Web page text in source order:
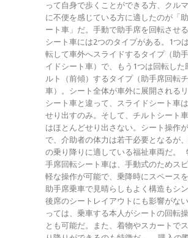
って自身で歩くことができる方、クル
に不便を感じている方に適したのが「
ート車」だ。手動で助手席を回転させ
シート車には2つのタイプがある。1つ
転して車外へスライドするタイプ（助
イドシート車）で、もう1つは回転した
ルト（前傾）するタイプ（助手席回転
車）。シート全体が車外に展開される
シート車と違って、スライドシート車
せり出すのみ。そして、チルトシート
はほとんどせり出さない。シート操作
で、介助者の体力は若干必要となるが
の乗り降りに適している福祉車両だ
手席回転シート車は、手動式のためス
軽な操作が可能で、乗降時にスペースを
助手席乗車で見晴らしもよく構造もシ
後席のシートレイアウトにも影響がな
っては、乗車する本人がシートの回転
とも可能だ。また、着物やスカートで